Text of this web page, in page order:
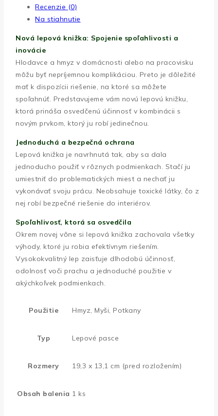
Recenzie (0)
Na stiahnutie
Nová lepová knižka: Spojenie spoľahlivosti a
inovácie
Hlodavce a hmyz v domácnosti alebo na pracovisku
môžu byť nepríjemnou komplikáciou. Preto je dôležité
mať k dispozícii riešenie, na ktoré sa môžete
spoľahnúť. Predstavujeme vám novú lepovú knižku,
ktorá prináša osvedčenú účinnosť v kombinácii s
novým prvkom, ktorý ju robí jedinečnou.
Jednoduchá a bezpečná ochrana
Lepová knižka je navrhnutá tak, aby sa dala
jednoducho použiť v rôznych podmienkach. Stačí ju
umiestniť do problematických miest a nechať ju
vykonávať svoju prácu. Neobsahuje toxické látky, čo z
nej robí bezpečné riešenie do interiérov.
Spoľahlivosť, ktorá sa osvedčila
Okrem novej vône si lepová knižka zachovala všetky
výhody, ktoré ju robia efektívnym riešením.
Vysokokvalitný lep zaisťuje dlhodobú účinnosť,
odolnosť voči prachu a jednoduché použitie v
akýchkoľvek podmienkach.
Použitie Hmyz, Myši, Potkany
Typ Lepové pasce
Rozmery 19,3 x 13,1 cm (pred rozložením)
Obsah balenia 1 ks